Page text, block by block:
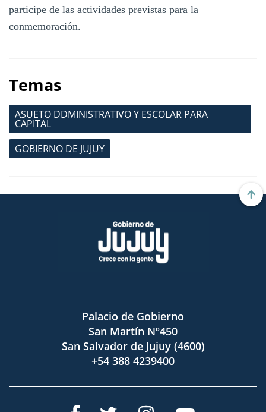
participe de las actividades previstas para la
conmemoración.
Temas
ASUETO DDMINISTRATIVO Y ESCOLAR PARA
CAPITAL
GOBIERNO DE JUJUY
Palacio de Gobierno
San Martín Nº450
San Salvador de Jujuy (4600)
+54 388 4239400